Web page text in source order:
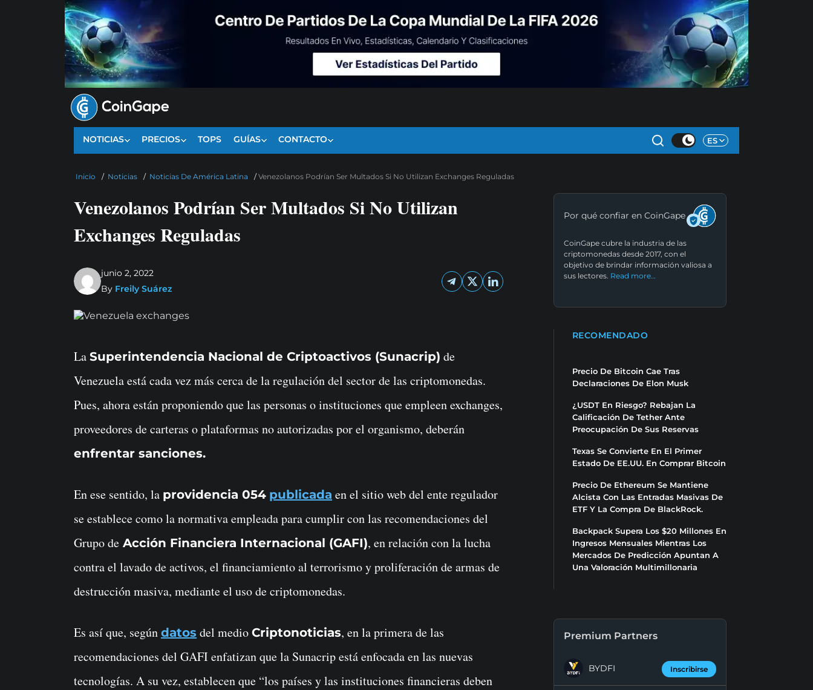
NOTICIAS PRECIOS TOPS GUÍAS CONTACTO ES
Inicio / Noticias / Noticias De América Latina /Venezolanos Podrían Ser Multados Si No Utilizan Exchanges Reguladas
Venezolanos Podrían Ser Multados Si No Utilizan
Exchanges Reguladas
junio 2, 2022
By Freily Suárez
La Superintendencia Nacional de Criptoactivos (Sunacrip) de
Venezuela está cada vez más cerca de la regulación del sector de las criptomonedas.
Pues, ahora están proponiendo que las personas o instituciones que empleen exchanges,
proveedores de carteras o plataformas no autorizadas por el organismo, deberán
enfrentar sanciones.
En ese sentido, la providencia 054 publicada en el sitio web del ente regulador
se establece como la normativa empleada para cumplir con las recomendaciones del
Grupo de Acción Financiera Internacional (GAFI), en relación con la lucha
contra el lavado de activos, el financiamiento al terrorismo y proliferación de armas de
destrucción masiva, mediante el uso de criptomonedas.
Es así que, según datos del medio Criptonoticias, en la primera de las
recomendaciones del GAFI enfatizan que la Sunacrip está enfocada en las nuevas
tecnologías. A su vez, establecen que “los países y las instituciones financieras deben
Por qué confiar en CoinGape
CoinGape cubre la industria de las
criptomonedas desde 2017, con el
objetivo de brindar información valiosa a
sus lectores. Read more…
RECOMENDADO
Precio De Bitcoin Cae Tras
Declaraciones De Elon Musk
¿USDT En Riesgo? Rebajan La
Calificación De Tether Ante
Preocupación De Sus Reservas
Texas Se Convierte En El Primer
Estado De EE.UU. En Comprar Bitcoin
Precio De Ethereum Se Mantiene
Alcista Con Las Entradas Masivas De
ETF Y La Compra De BlackRock.
Backpack Supera Los $20 Millones En
Ingresos Mensuales Mientras Los
Mercados De Predicción Apuntan A
Una Valoración Multimillonaria
Premium Partners
BYDFI Inscribirse